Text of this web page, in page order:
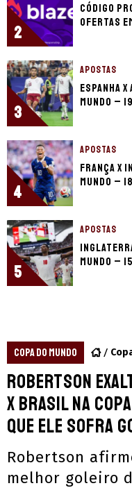
2
Código
ofertas
3
APOSTAS
Espanha
Mundo –
4
APOSTAS
França x
Mundo –
5
APOSTAS
Mundo –
COPA DO MUNDO
Robertson
x Brasil na
que ele sofra
Robertson
melhor goleiro